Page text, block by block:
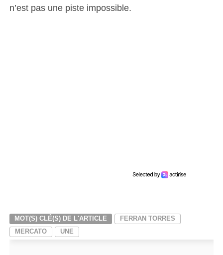
n’est pas une piste impossible.
MOT(S) CLÉ(S) DE L'ARTICLE
FERRAN TORRES
MERCATO
UNE